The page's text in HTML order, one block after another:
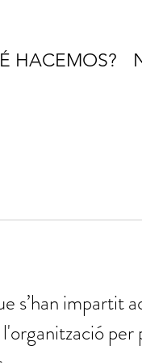
HACEMOS?
s’han impartit
per